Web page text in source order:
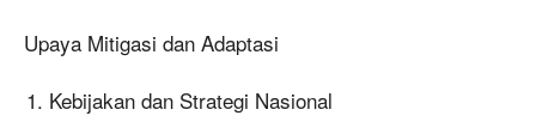
Upaya Mitigasi dan Adaptasi
Kebijakan dan Strategi Nasional